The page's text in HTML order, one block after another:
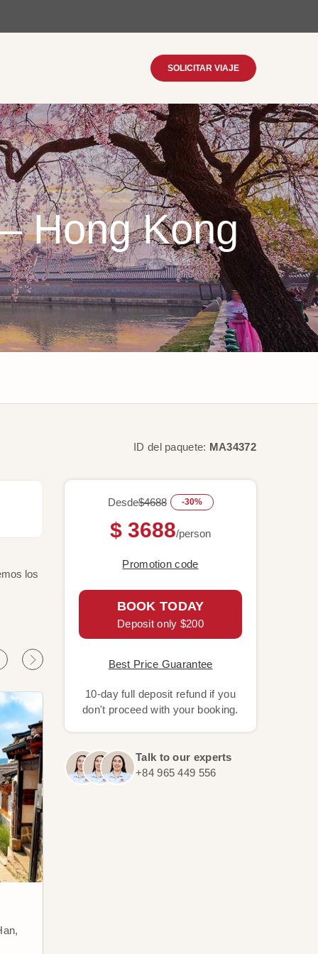
SOLICITAR VIAJE
Hong Kong
los
ID del paquete: MA34372
Desde$4688 -30%
$ 3688/person
Promotion code
BOOK TODAY
Deposit only $200
Best Price Guarantee
10-day full deposit refund if you
don't proceed with your booking.
Talk to our experts
+84 965 449 556